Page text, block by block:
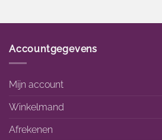
Accountgegevens
Mijn account
Winkelmand
Afrekenen